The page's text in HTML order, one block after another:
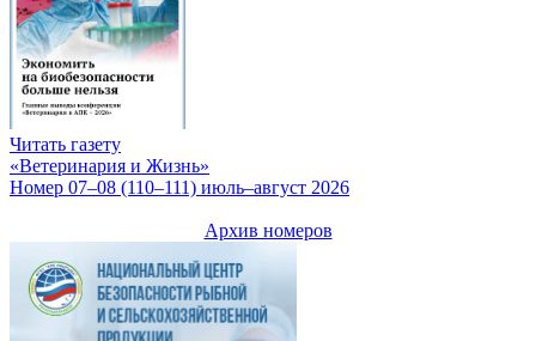
Читать газету
«Ветеринария и Жизнь»
Номер 07–08 (110–111) июль–август 2026
Архив номеров